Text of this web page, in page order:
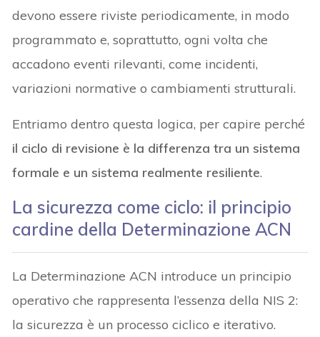
devono essere riviste periodicamente, in modo
programmato e, soprattutto, ogni volta che
accadono eventi rilevanti, come incidenti,
variazioni normative o cambiamenti strutturali.
Entriamo dentro questa logica, per capire perché
il ciclo di revisione è la differenza tra un sistema
formale e un sistema realmente resiliente.
La sicurezza come ciclo: il principio
cardine della Determinazione ACN
La Determinazione ACN introduce un principio
operativo che rappresenta l’essenza della NIS 2:
la sicurezza è un processo ciclico e iterativo.